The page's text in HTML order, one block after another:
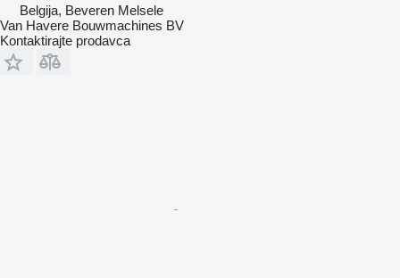
Belgija, Beveren Melsele
Van Havere Bouwmachines BV
Kontaktirajte prodavca